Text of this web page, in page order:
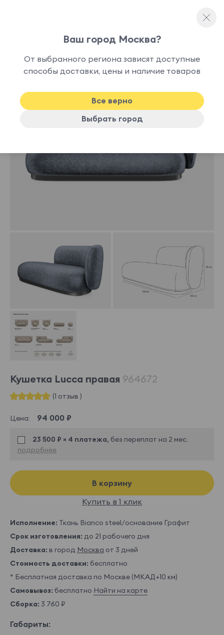
Хит
Кушетка Lucca правая 964672
(1 отзыв )
Цена: 94 000 ₽
23 500 ₽ × 4 платежа, без переплат на 2 мес.
подробнее
В корзину
Купить в 1 клик
Исполнение: Ткань Bianco steel/основание Графит
Срок изготовления: до 21 рабочего дня
Доставка: в город Москва от 3 дней
Стоимость доставки: бесплатно
* Бесплатная доставка по Москве (МКАД+10 км)
Самовывоз: бесплатно Найти на карте
Сборка: 3 760 ₽
Габариты:
Ваш город Москва?
От выбранного региона зависят доступные
способы доставки, цены и наличие товаров
Все верно
Выбрать город